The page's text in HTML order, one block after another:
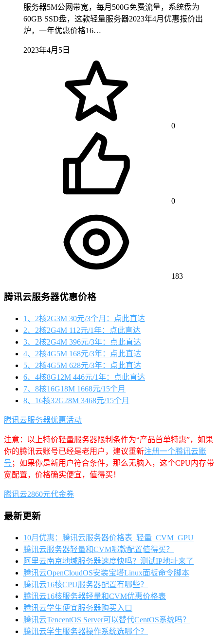
服务器5M公网带宽，每月500G免费流量，系统盘为
60GB SSD盘，这款轻量服务器2023年4月优惠报价出
炉，一年优惠价格16…
2023年4月5日
0
0
183
腾讯云服务器优惠价格
1、2核2G3M 30元/3个月：点此直达
2、2核2G4M 112元/1年：点此直达
3、2核2G4M 396元/3年：点此直达
4、2核4G5M 168元/3年：点此直达
5、2核4G5M 628元/3年：点此直达
6、4核8G12M 446元/1年：点此直达
7、8核16G18M 1668元/15个月
8、16核32G28M 3468元/15个月
腾讯云服务器优惠活动
注意：以上特价轻量服务器限制条件为“产品首单特惠”，如果
你的腾讯云账号已经是老用户，建议重新注册一个腾讯云账
号 ；如果你是新用户符合条件，那么无脑入，这个CPU内存带
宽配置，价格确实便宜，值得买！
腾讯云2860元代金券
最新更新
10月优惠：腾讯云服务器价格表_轻量_CVM_GPU
腾讯云服务器轻量和CVM哪款配置值得买？
阿里云南京地域服务器速度快吗？测试IP地址来了
腾讯云OpenCloudOS安装宝塔Linux面板命令脚本
腾讯云16核CPU服务器配置有哪些？
腾讯云16核服务器轻量和CVM优惠价格表
腾讯云学生便宜服务器购买入口
腾讯云TencentOS Server可以替代CentOS系统吗？
腾讯云学生服务器操作系统选哪个？